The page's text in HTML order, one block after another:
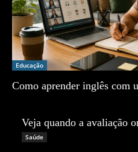
Educação
Como aprender inglês com
Veja quando a avaliação
Saúde